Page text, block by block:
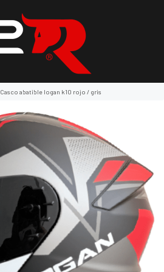
Casco abatible logan k10 rojo / gris